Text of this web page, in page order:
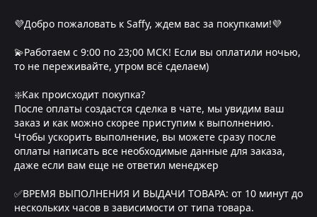
💜Добро пожаловать к Saffy, ждем вас за покупками!💜
💫Работаем с 9:00 по 23;00 МСК! Если вы оплатили ночью,
то не переживайте, утром всё сделаем)
❇️Как происходит покупка?
После оплаты создастся сделка в чате, мы увидим ваш
заказ и как можно скорее приступим к выполнению.
Чтобы ускорить выполнение, вы можете сразу после
оплаты написать все необходимые данные для заказа,
даже если вам еще не ответил менеджер
✅ВРЕМЯ ВЫПОЛНЕНИЯ И ВЫДАЧИ ТОВАРА: от 10 минут до
нескольких часов в зависимости от типа товара.